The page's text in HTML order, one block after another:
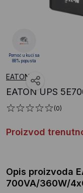
EATON
EATON UPS
(0)
Proizvod
Pomoć u kući sa
88% popusta
Opis proizvoda
700VA/360W/